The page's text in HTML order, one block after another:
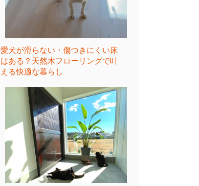
愛犬が滑らない・傷つきにくい床
はある？天然木フローリングで叶
える快適な暮らし